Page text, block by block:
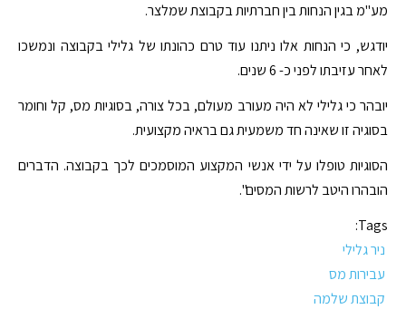
מע"מ בגין הנחות בין חברתיות בקבוצת שמלצר.
יודגש, כי הנחות אלו ניתנו עוד טרם כהונתו של גלילי בקבוצה ונמשכו
לאחר עזיבתו לפני כ- 6 שנים.
יובהר כי גלילי לא היה מעורב מעולם, בכל צורה, בסוגיות מס, קל וחומר
בסוגיה זו שאינה חד משמעית גם בראיה מקצועית.
הסוגיות טופלו על ידי אנשי המקצוע המוסמכים לכך בקבוצה. הדברים
הובהרו היטב לרשות המסים".
Tags:
ניר גלילי
עבירות מס
קבוצת שלמה